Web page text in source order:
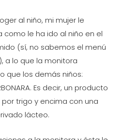
al niño, mi mujer le
le ha ido al niño en el
(sí­, no sabemos el menú
a lo que la monitora
que los demás niños:
Es decir, un producto
por trigo y encima con una
lácteo.